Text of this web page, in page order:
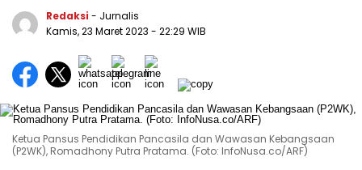
Redaksi - Jurnalis
Kamis, 23 Maret 2023 - 22:29 WIB
Ketua Pansus Pendidikan Pancasila dan Wawasan Kebangsaan
(P2WK), Romadhony Putra Pratama. (Foto: InfoNusa.co/ARF)